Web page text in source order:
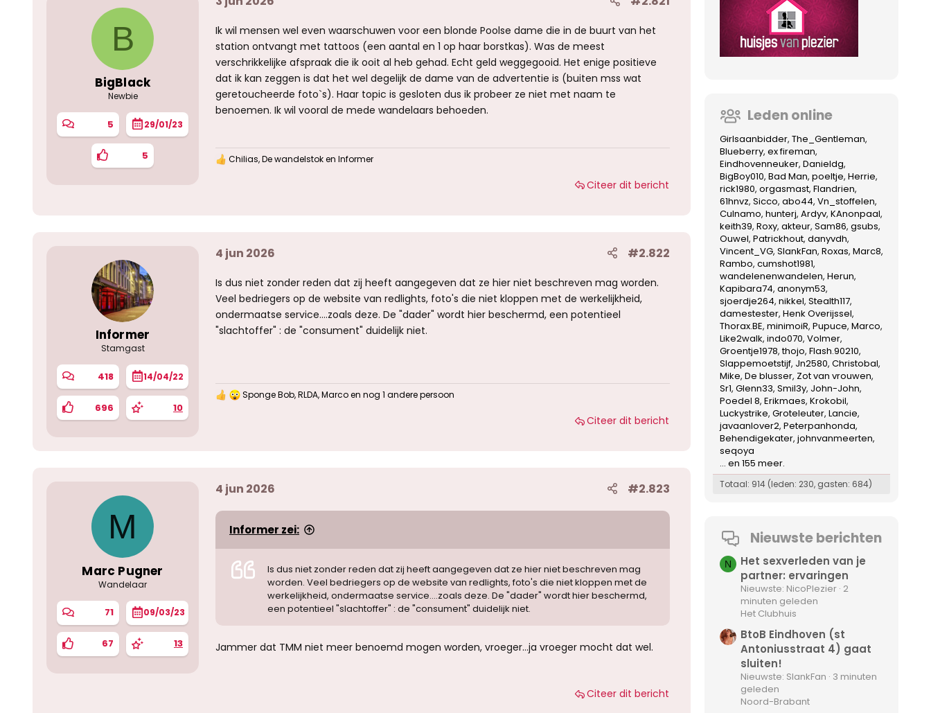
B
BigBlack
Newbie
5 29/01/23
5
Ik wil mensen wel even waarschuwen voor een blonde Poolse dame die in de buurt van het
station ontvangt met tattoos (een aantal en 1 op haar borstkas). Was de meest
verschrikkelijke afspraak die ik ooit al heb gehad. Echt geld weggegooid. Het enige positieve
dat ik kan zeggen is dat het wel degelijk de dame van de advertentie is (buiten mss wat
geretoucheerde foto`s). Haar topic is gesloten dus ik probeer ze niet met naam te
benoemen. Ik wil vooral de mede wandelaars behoeden.
W
n
n
:
Chilias,De wandelstoken Informer
Citeer dit bericht
Informer
Stamgast
418 14/04/22
696 10
4 jun 2026 #2.822
Is dus niet zonder reden dat zij heeft aangegeven dat ze hier niet beschreven mag worden.
Veel bedriegers op de website van redlights, foto's die niet kloppen met de werkelijkheid,
ondermaatse service....zoals deze. De "dader" wordt hier beschermd, een potentieel
"slachtoffer" : de "consument" duidelijk niet.
W
n
e
Sponge Bob,RLDA,Marcoen nog 1 andere persoon
Citeer dit bericht
M
Marc Pugner
Wandelaar
71 09/03/23
67 13
4 jun 2026 #2.823
Informer zei:
Is dus niet zonder reden dat zij heeft aangegeven dat ze hier niet beschreven mag
worden. Veel bedriegers op de website van redlights, foto's die niet kloppen met de
werkelijkheid, ondermaatse service....zoals deze. De "dader" wordt hier beschermd,
een potentieel "slachtoffer" : de "consument" duidelijk niet.
Jammer dat TMM niet meer benoemd mogen worden, vroeger...ja vroeger mocht dat wel.
Citeer dit bericht
Leden online
Girlsaanbidder The_Gentleman
Blueberry ex fireman
Eindhovenneuker Danieldg
BigBoy010 Bad Man poeltje Herrie
rick1980 orgasmast Flandrien
61hnvz Sicco abo44 Vn_stoffelen
Culnamo hunterj Ardyv KAnonpaal
keith39 Roxy akteur Sam86 gsubs
Ouwel Patrickhout danyvdh
Vincent_VG SlankFan Roxas Marc8
Rambo cumshot1981
wandelenenwandelen Herun
Kapibara74 anonym53
sjoerdje264 nikkel Stealth117
damestester Henk Overijssel
Thorax.BE minimoiR Pupuce Marco
Like2walk indo070 Volmer
Groentje1978 thojo Flash.90210
Slappemoetstijf Jn2580 Christobal
Mike De blusser Zot van vrouwen
Sr1 Glenn33 Smil3y John-John
Poedel 8 Erikmaes Krokobil
Luckystrike Groteleuter Lancie
javaanlover2 Peterpanhonda
Behendigekater johnvanmeerten
seqoya
... en 155 meer.
Totaal: 914 (leden: 230, gasten: 684)
Nieuwste berichten
N
Het sexverleden van je
partner: ervaringen
Nieuwste: NicoPlezier 2
minuten geleden
Het Clubhuis
BtoB Eindhoven (st
Antoniusstraat 4) gaat
sluiten!
Nieuwste: SlankFan 3 minuten
geleden
Noord-Brabant